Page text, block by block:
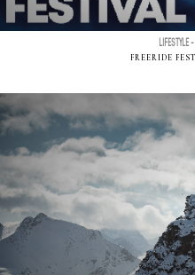
LIFESTYLE
FREERIDE